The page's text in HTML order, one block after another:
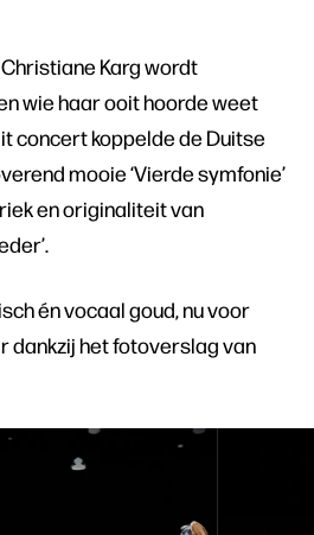
Karg wordt
wie haar ooit hoorde weet
concert koppelde de Duitse
mooie ‘Vierde symfonie’
en originaliteit van
én vocaal goud, nu voor
dankzij het fotoverslag van